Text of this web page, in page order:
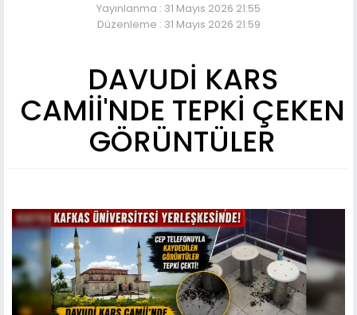
Yayınlanma : 31 Mayıs 2026 21:55
Düzenleme : 31 Mayıs 2026 21:59
DAVUDİ KARS
CAMİİ'NDE TEPKİ ÇEKEN
GÖRÜNTÜLER